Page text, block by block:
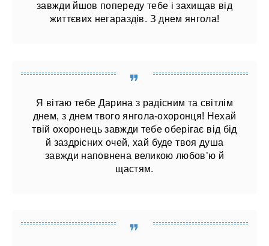
завжди йшов попереду тебе і захищав від
життєвих негараздів. З днем янгола!
Я вітаю тебе Дарина з радісним та світлім
днем, з днем ​​твого янгола-охоронця! Нехай
твій охоронець завжди тебе оберігає від бід
й заздрісних очей, хай буде твоя душа
завжди наповнена великою любов’ю й
щастям.